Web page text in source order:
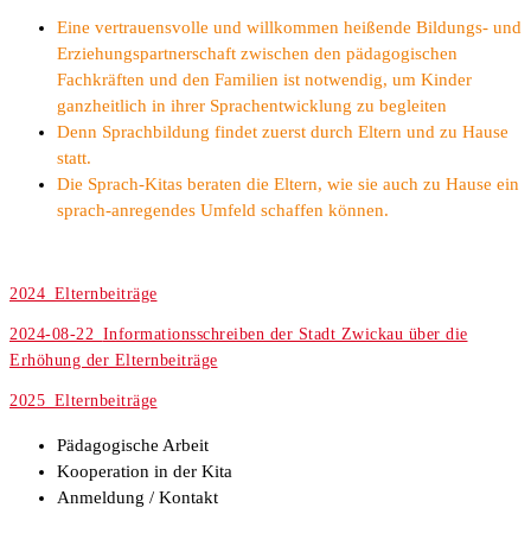
Eine vertrauensvolle und willkommen heißende Bildungs- und
Erziehungspartnerschaft zwischen den pädagogischen
Fachkräften und den Familien ist notwendig, um Kinder
ganzheitlich in ihrer Sprachentwicklung zu begleiten
Denn Sprachbildung findet zuerst durch Eltern und zu Hause
statt.
Die Sprach-Kitas beraten die Eltern, wie sie auch zu Hause ein
sprach-anregendes Umfeld schaffen können.
2024_Elternbeiträge
2024-08-22_ Informationsschreiben der Stadt Zwickau über die
Erhöhung der Elternbeiträge
2025_Elternbeiträge
Pädagogische Arbeit
Kooperation in der Kita
Anmeldung / Kontakt